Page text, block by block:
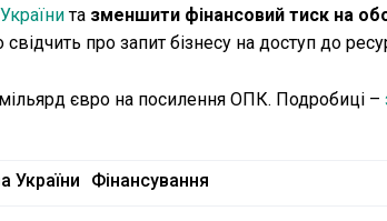
та зменшити фінансовий тиск на
свідчить про запит бізнесу на доступ до
євро на посилення ОПК. Подробиці –
України Фінансування